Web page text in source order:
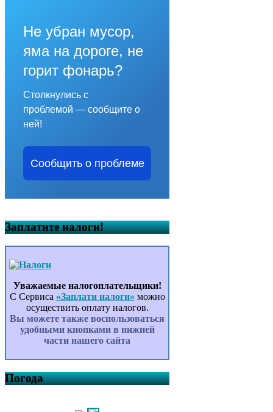
Не убран мусор,
яма на дороге, не
горит фонарь?
Столкнулись с
проблемой — сообщите о
ней!
Сообщить о проблеме
Заплатите налоги!
Уважаемые налогоплательщики!
С Сервиса «Заплати налоги» можно
осуществить оплату налогов.
Вы можете также воспользоваться
удобными кнопками в нижней
части нашего сайта
Погода